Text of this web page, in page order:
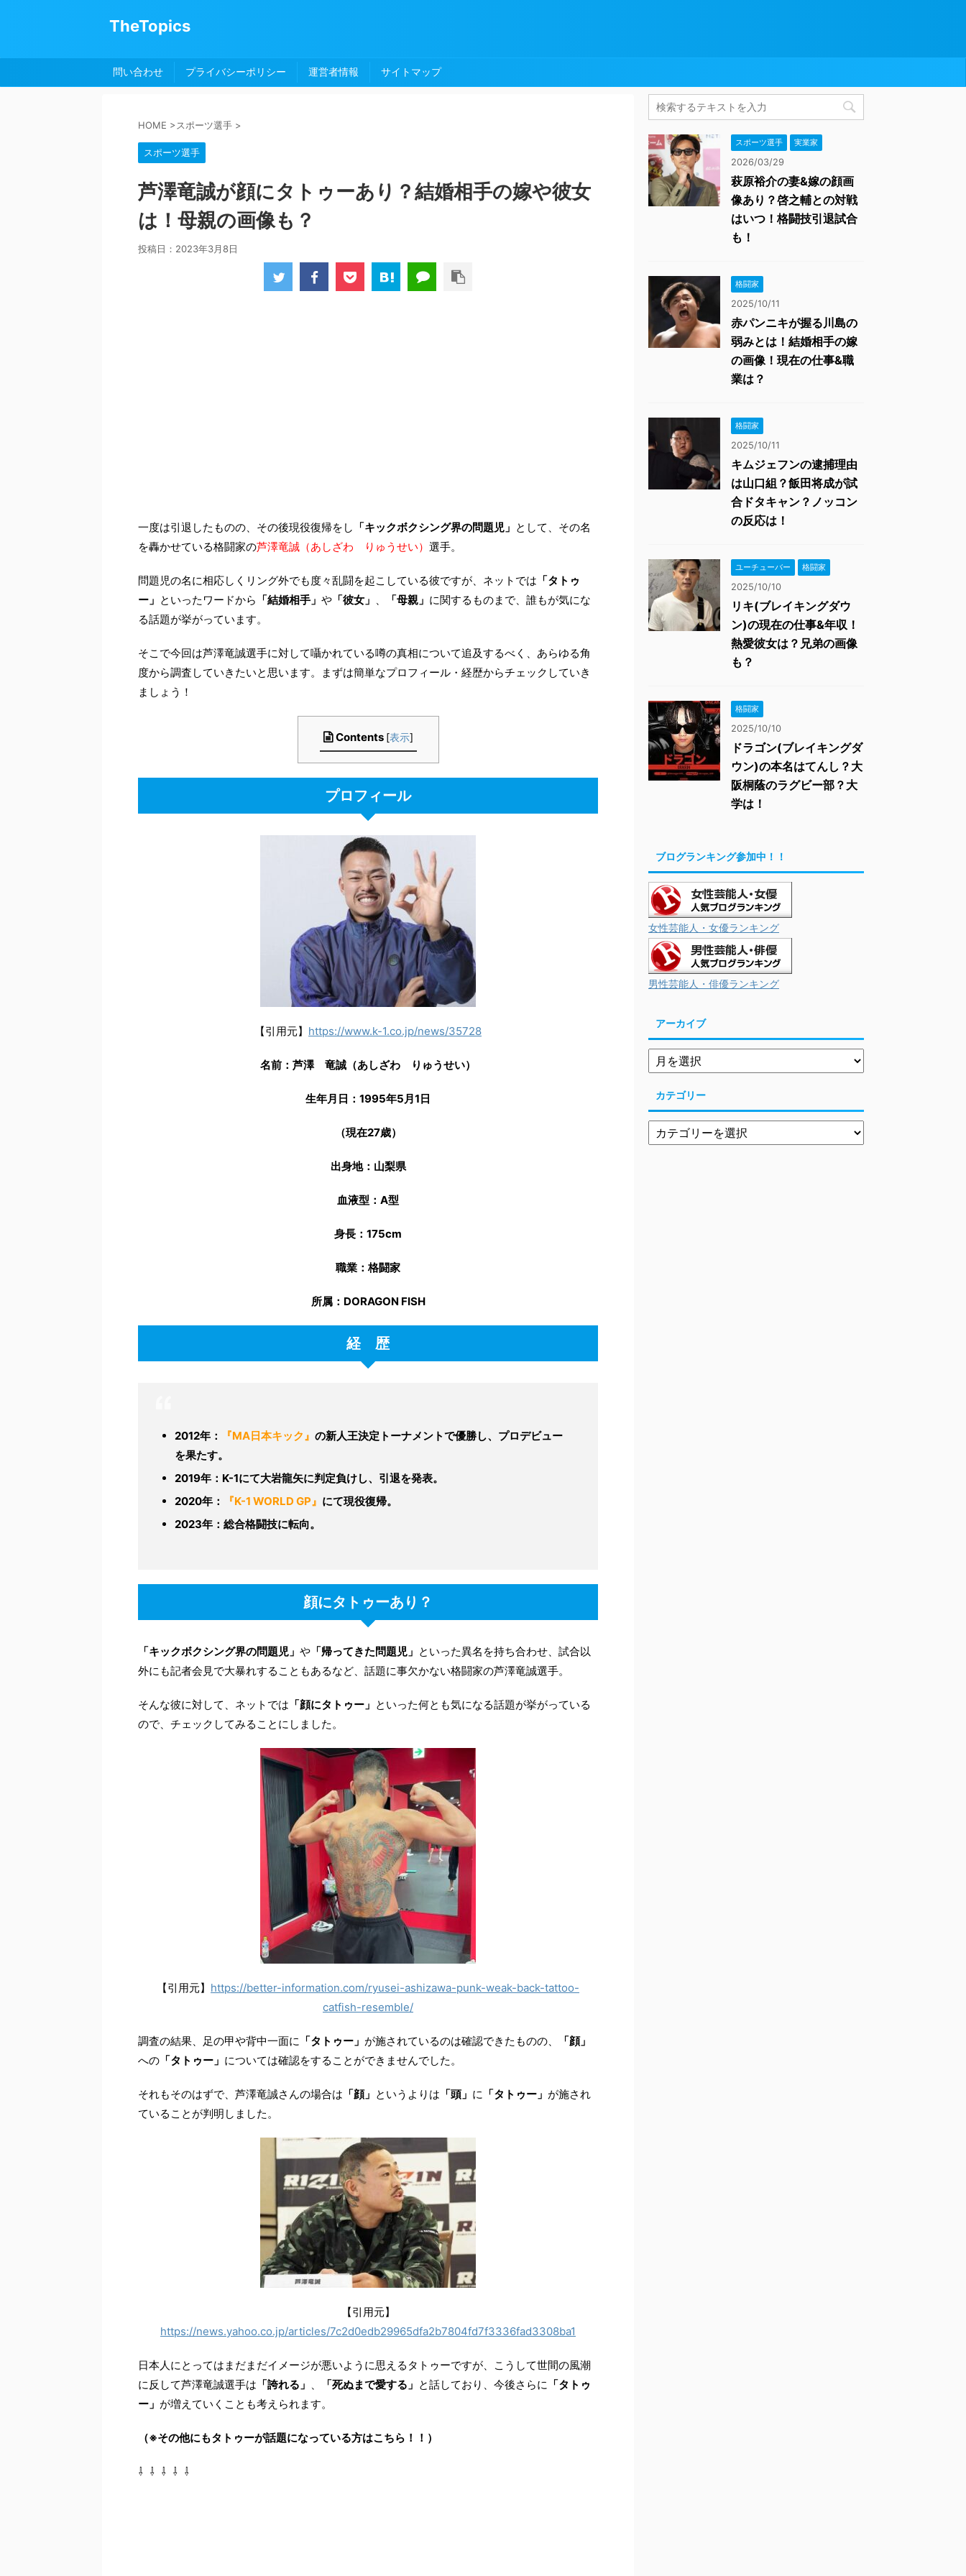
TheTopics
問い合わせ プライバシーポリシー 運営者情報 サイトマップ
HOME >スポーツ選手 >
スポーツ選手
芦澤竜誠が顔にタトゥーあり？結婚相手の嫁や彼女
は！母親の画像も？
投稿日： 2023年3月8日
一度は引退したものの、その後現役復帰をし 「キックボクシング界の問題児」 として、その名
を轟かせている格闘家の芦澤竜誠（あしざわ りゅうせい） 選手。
問題児の名に相応しくリング外でも度々乱闘を起こしている彼ですが、ネットでは 「タトゥ
ー」 といったワードから 「結婚相手」 や 「彼女」 、 「母親」 に関するものまで、誰もが気にな
る話題が挙がっています。
そこで今回は芦澤竜誠選手に対して囁かれている噂の真相について追及するべく、あらゆる角
度から調査していきたいと思います。まずは簡単なプロフィール・経歴からチェックしていき
ましょう！
Contents [表示]
プロフィール
【引用元】 https://www.k-1.co.jp/news/35728
名前：芦澤 竜誠（あしざわ りゅうせい）
生年月日：1995年5月1日
（現在27歳）
出身地：山梨県
血液型：A型
身長：175cm
職業：格闘家
所属：DORAGON FISH
経 歴
2012年： 『MA日本キック』 の新人王決定トーナメントで優勝し、プロデビュー
を果たす。
2019年：K-1にて大岩龍矢に判定負けし、引退を発表。
2020年：
『K-1 WORLD GP』 にて現役復帰。
2023年：総合格闘技に転向。
顔にタトゥーあり？
「キックボクシング界の問題児」 や 「帰ってきた問題児」 といった異名を持ち合わせ、試合以
外にも記者会見で大暴れすることもあるなど、話題に事欠かない格闘家の芦澤竜誠選手。
そんな彼に対して、ネットでは 「顔にタトゥー」 といった何とも気になる話題が挙がっている
ので、チェックしてみることにしました。
【引用元】 https://better-information.com/ryusei-ashizawa-punk-weak-back-tattoo-
catfish-resemble/
調査の結果、足の甲や背中一面に 「タトゥー」 が施されているのは確認できたものの、
「顔」
への 「タトゥー」 については確認をすることができませんでした。
それもそのはずで、芦澤竜誠さんの場合は 「顔」 というよりは 「頭」 に 「タトゥー」 が施され
ていることが判明しました。
【引用元】
https://news.yahoo.co.jp/articles/7c2d0edb29965dfa2b7804fd7f3336fad3308ba1
日本人にとってはまだまだイメージが悪いように思えるタトゥーですが、こうして世間の風潮
に反して芦澤竜誠選手は 「誇れる」 、 「死ぬまで愛する」 と話しており、今後さらに 「タトゥ
ー」 が増えていくことも考えられます。
（※その他にもタトゥーが話題になっている方はこちら！！）
⇩ ⇩ ⇩ ⇩ ⇩
スポーツ選手 実業家
2026/03/29
萩原裕介の妻&嫁の顔画
像あり？啓之輔との対戦
はいつ！格闘技引退試合
も！
格闘家
2025/10/11
赤パンニキが握る川島の
弱みとは！結婚相手の嫁
の画像！現在の仕事&職
業は？
格闘家
2025/10/11
キムジェフンの逮捕理由
は山口組？飯田将成が試
合ドタキャン？ノッコン
の反応は！
ユーチューバー 格闘家
2025/10/10
リキ(ブレイキングダウ
ン)の現在の仕事&年収！
熱愛彼女は？兄弟の画像
も？
格闘家
2025/10/10
ドラゴン(ブレイキングダ
ウン)の本名はてんし？大
阪桐蔭のラグビー部？大
学は！
ブログランキング参加中！！
女性芸能人・女優ランキング
男性芸能人・俳優ランキング
アーカイブ
カテゴリー